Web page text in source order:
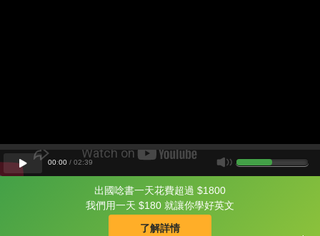
出國唸書一天花費超過 $1800
我們用一天 $180 就讓你學好英文
了解詳情
片尾有
攻其不背
的品牌故事
00:00 / 02:39